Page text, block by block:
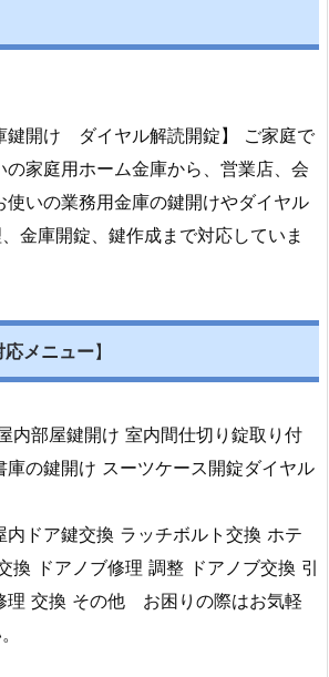
鍵開け ダイヤル解読開錠】 ご家庭で
の家庭用ホーム金庫から、営業店、会
使いの業務用金庫の鍵開けやダイヤル
金庫開錠、鍵作成まで対応していま
メニュー】
内部屋鍵開け 室内間仕切り錠取り付
庫の鍵開け スーツケース開錠ダイヤル
ドア鍵交換 ラッチボルト交換 ホテ
換 ドアノブ修理 調整 ドアノブ交換 引
交換 その他 お困りの際はお気軽